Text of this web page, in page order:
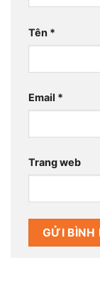
Tên *
Email *
Trang web